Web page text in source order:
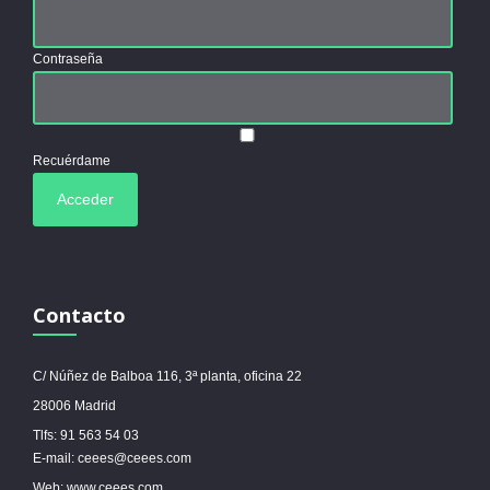
Contraseña
Recuérdame
Contacto
C/ Núñez de Balboa 116, 3ª planta, oficina 22
28006 Madrid
Tlfs: 91 563 54 03
E-mail: ceees@ceees.com